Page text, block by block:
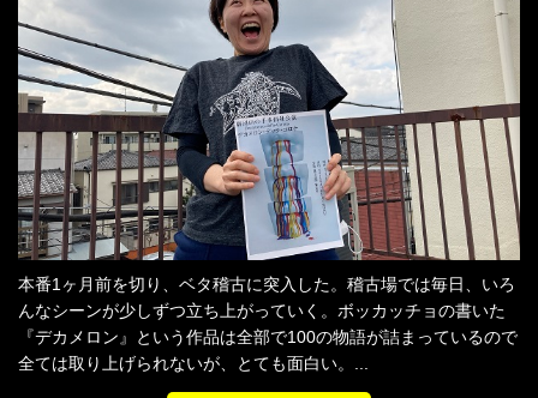
本番1ヶ月前を切り、ベタ稽古に突入した。稽古場では毎日、いろ
んなシーンが少しずつ立ち上がっていく。ボッカッチョの書いた
『デカメロン』という作品は全部で100の物語が詰まっているので
全ては取り上げられないが、とても面白い。...